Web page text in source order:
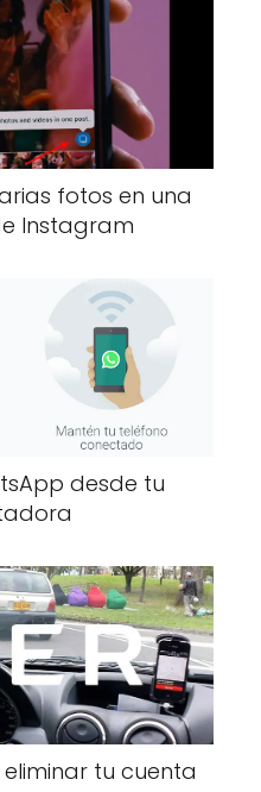
fotos en una
Instagram
desde tu
tu cuenta